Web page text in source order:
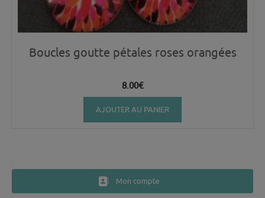
Boucles goutte pétales roses orangées
8.00€
AJOUTER AU PANIER
Mon compte